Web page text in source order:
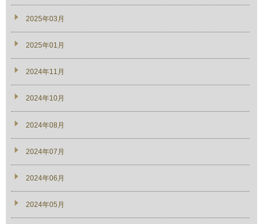
2025年03月
2025年01月
2024年11月
2024年10月
2024年08月
2024年07月
2024年06月
2024年05月